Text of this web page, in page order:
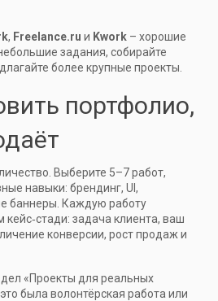
, Freelance.ru и Kwork – хорошие
задания, собирайте
более крупные проекты.
портфолио,
Выберите 5–7 работ,
навыки: брендинг, UI,
баннеры. Каждую работу
задача клиента, ваш
конверсии, рост продаж и
«Проекты для реальных
была волонтёрская работа или